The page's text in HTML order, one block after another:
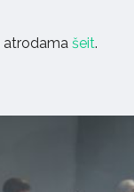
atrodama šeit.